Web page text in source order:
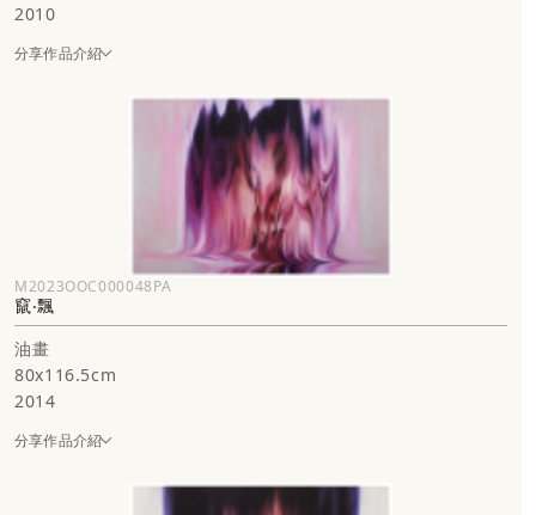
2010
分享作品介紹
M2023OOC000048PA
竄‧飄
油畫
80x116.5cm
2014
分享作品介紹